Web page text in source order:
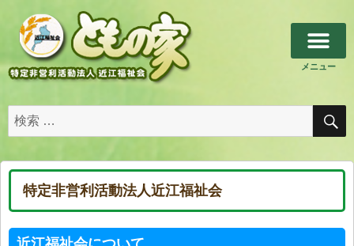
メニュー
特定非営利活動法人近江福祉会